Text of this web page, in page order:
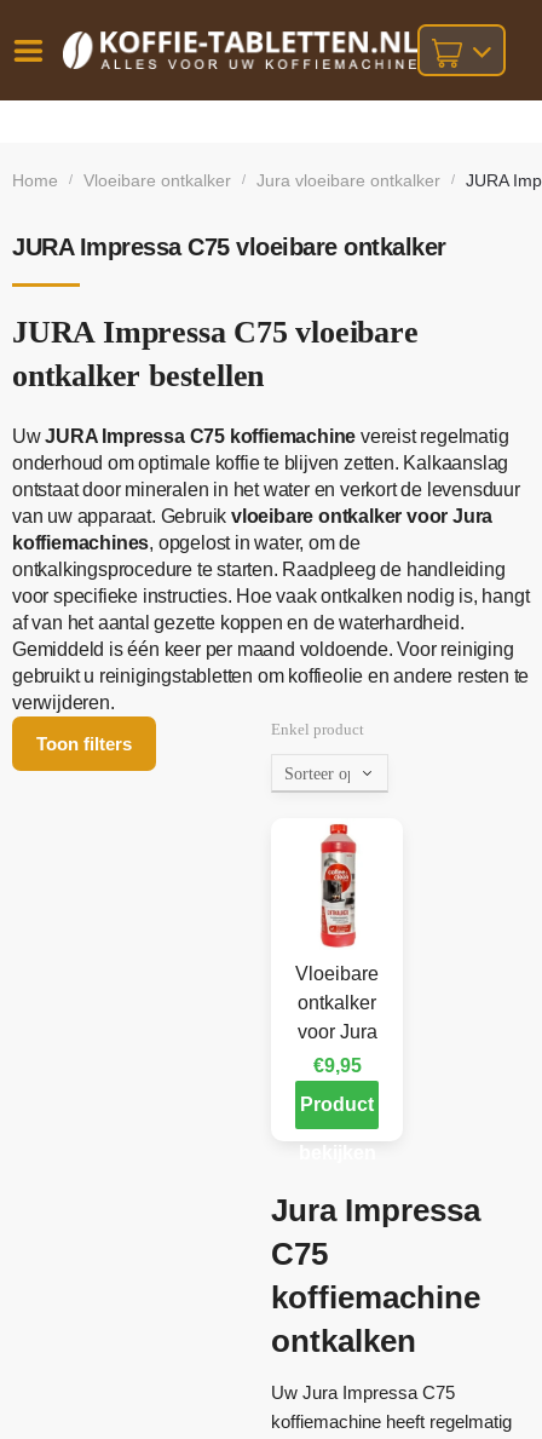
besteld,
bij orders
Home / Vloeibare ontkalker / Jura vloeibare ontkalker / JURA
JURA Impressa C75 vloeibare ontkalker
JURA Impressa C75 vloeibare
ontkalker bestellen
UwJURA Impressa C75 koffiemachine vereist regelmatig
onderhoud om optimale koffie te blijven zetten. Kalkaanslag
ontstaat door mineralen in het water en verkort de levensduur
van uw apparaat. Gebruikvloeibare ontkalker voor Jura
koffiemachines, opgelost in water, om de
ontkalkingsprocedure te starten. Raadpleeg de handleiding
voor specifieke instructies. Hoe vaak ontkalken nodig is, hangt
af van het aantal gezette koppen en de waterhardheid.
Gemiddeld is één keer per maand voldoende. Voor reiniging
gebruikt u reinigingstabletten om koffieolie en andere resten te
verwijderen.
Toon filters
Enkel product
Vloeibare
ontkalker
voor Jura
€9,95
Product
Jura Impressa
C75
koffiemachine
ontkalken
Uw Jura Impressa C75
koffiemachine heeft regelmatig